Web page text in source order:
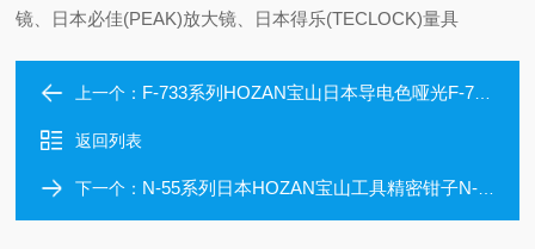
镜、日本必佳(PEAK)放大镜、日本得乐(TECLOCK)量具
上一个： F-733系列HOZAN宝山日本导电色哑光F-733防静电摩擦垫
返回列表
下一个： N-55系列日本HOZAN宝山工具精密钳子N-55细铜丝专用